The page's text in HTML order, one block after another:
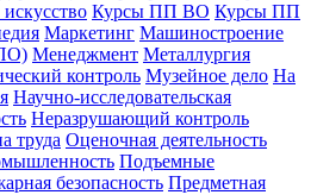
Курсы ПП ВО Курсы ПП
Маркетинг Машиностроение
Менеджмент Металлургия
контроль Музейное дело На
Научно-исследовательская
Неразрушающий контроль
труда Оценочная деятельность
Подъемные
безопасность Предметная